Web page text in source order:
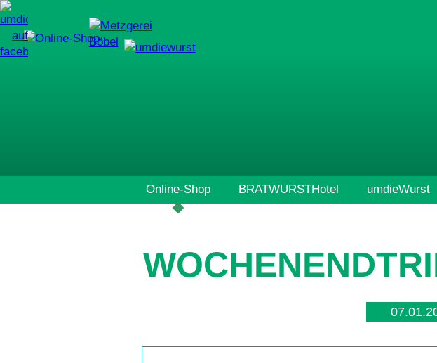
Online-Shop BRATWURSTHotel umdieWurst